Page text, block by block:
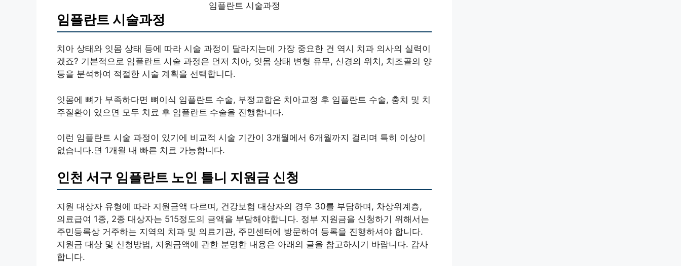
임플란트 시술과정
임플란트 시술과정
치아 상태와 잇몸 상태 등에 따라 시술 과정이 달라지는데 가장 중요한 건 역시 치과 의사의 실력이
겠죠? 기본적으로 임플란트 시술 과정은 먼저 치아, 잇몸 상태 변형 유무, 신경의 위치, 치조골의 양
등을 분석하여 적절한 시술 계획을 선택합니다.
잇몸에 뼈가 부족하다면 뼈이식 임플란트 수술, 부정교합은 치아교정 후 임플란트 수술, 충치 및 치
주질환이 있으면 모두 치료 후 임플란트 수술을 진행합니다.
이런 임플란트 시술 과정이 있기에 비교적 시술 기간이 3개월에서 6개월까지 걸리며 특히 이상이
없습니다.면 1개월 내 빠른 치료 가능합니다.
인천 서구 임플란트 노인 틀니 지원금 신청
지원 대상자 유형에 따라 지원금액 다르며, 건강보험 대상자의 경우 30를 부담하며, 차상위계층,
의료급여 1종, 2종 대상자는 515정도의 금액을 부담해야합니다. 정부 지원금을 신청하기 위해서는
주민등록상 거주하는 지역의 치과 및 의료기관, 주민센터에 방문하여 등록을 진행하셔야 합니다.
지원금 대상 및 신청방법, 지원금액에 관한 분명한 내용은 아래의 글을 참고하시기 바랍니다. 감사
합니다.